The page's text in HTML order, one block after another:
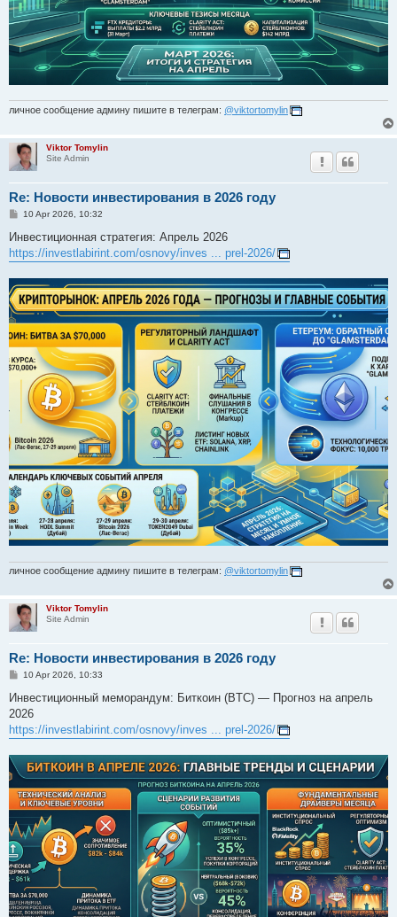
личное сообщение админу пишите в телеграм: @viktortomylin
Viktor Tomylin
Site Admin
Re: Новости инвестирования в 2026 году
P
s
10 Apr 2026, 10:32
Инвестиционная стратегия: Апрель 2026
https://investlabirint.com/osnovy/inves ... prel-2026/
личное сообщение админу пишите в телеграм: @viktortomylin
Viktor Tomylin
Site Admin
Re: Новости инвестирования в 2026 году
P
s
10 Apr 2026, 10:33
Инвестиционный меморандум: Биткоин (BTC) — Прогноз на апрель
2026
https://investlabirint.com/osnovy/inves ... prel-2026/